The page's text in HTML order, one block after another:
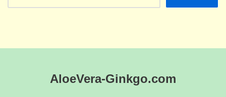
AloeVera-Ginkgo.com